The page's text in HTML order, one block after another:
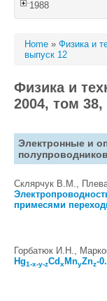
1988
Home » Физика и
выпуск 12
Физика и
2004, том
Электронные и
полупроводников
Склярчук В.М.,
примесями
Горбатюк И.Н.,
Hg1-x-y-zCdx MnyZnz-